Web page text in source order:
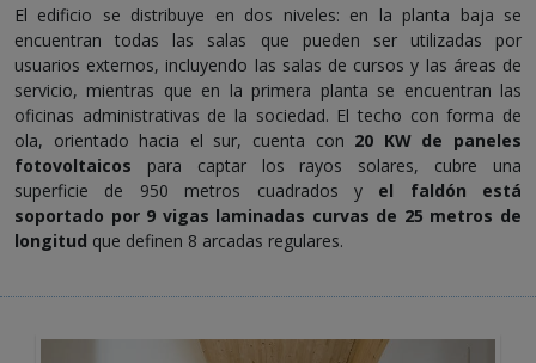
El edificio se distribuye en dos niveles: en la planta baja se
encuentran todas las salas que pueden ser utilizadas por
usuarios externos, incluyendo las salas de cursos y las áreas de
servicio, mientras que en la primera planta se encuentran las
oficinas administrativas de la sociedad. El techo con forma de
ola, orientado hacia el sur, cuenta con 20 KW de paneles
fotovoltaicos para captar los rayos solares, cubre una
superficie de 950 metros cuadrados y el faldón está
soportado por 9 vigas laminadas curvas de 25 metros de
longitud que definen 8 arcadas regulares.